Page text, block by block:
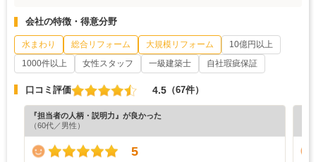
会社の特徴・得意分野
水まわり 総合リフォーム 大規模リフォーム
10億円以上
1000件以上
女性スタッフ 一級建築士 自社瑕疵保証
口コミ評価 4.5 （67件）
『担当者の人柄・説明力』が良かった
（60代／男性）
5